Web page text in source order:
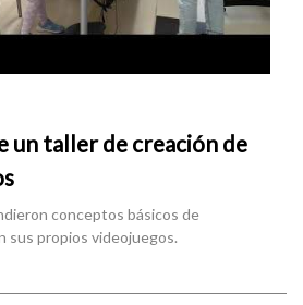
un taller de creación de
conceptos básicos de
sus propios videojuegos.